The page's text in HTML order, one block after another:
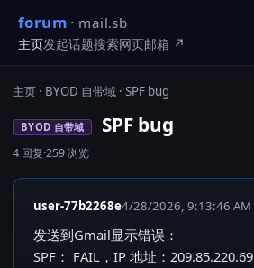
forum · mail.sb
主页发起话题搜索网页邮箱 ↗
主页 · BYOD 自带域 · SPF bug
BYOD 自带域 SPF bug
4 回复·259 浏览
user-77b2268e4/28/2026, 9:13:46 AM
发送到Gmail显示错误：
SPF： FAIL，IP 地址：209.85.220.69